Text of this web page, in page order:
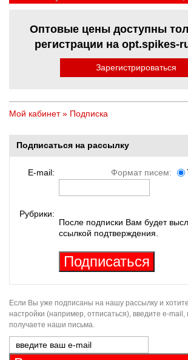
Оптовые цены доступны
регистрации на opt.spikes-
Зарегистрироваться
Мой кабинет» Подписка
Подписаться на рассылку
E-mail: Формат писем:
Рубрики:
После подписки Вам будет
ссылкой подтверждения.
Если Вы уже подписаны на нашу рассылку и
настройки (например, отписаться), введите e-
получаете наши письма.